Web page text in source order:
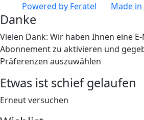
Powered by Feratel Made in
Danke
Vielen Dank: Wir haben Ihnen eine
Abonnement zu aktivieren und
Präferenzen auszuwählen
Etwas ist schief gelaufen
Erneut versuchen